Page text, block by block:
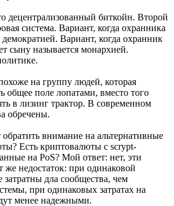
децентрализованный биткойн. Второй
система. Вариант, когда охранника
Вариант, когда охранник
сыну называется монархией.
на группу людей, которая
общее поле лопатами, вместо того
в лизинг трактор. В современном
обречены.
внимание на альтернативные
Есть криптовалюты с scrypt-
на PoS? Мой ответ: нет, эти
же недостаток: при одинаковой
дла сообщества, чем
при одинаковых затратах на
менее надежными.